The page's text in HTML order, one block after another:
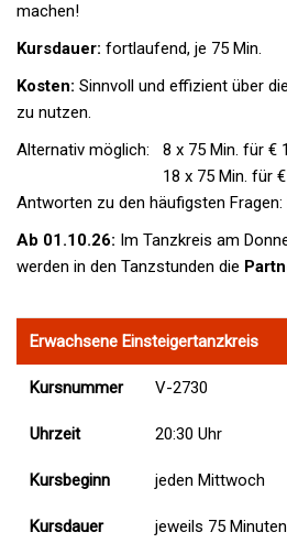
machen!
Kursdauer: fortlaufend, je 75 Min.
Kosten: Sinnvoll und effizient über die
zu nutzen.
Alternativ möglich:
8 x 75 Min. für €
18 x 75 Min. für
Antworten zu den häufigsten Fragen:
Ab 01.10.26: Im Tanzkreis am
werden in den Tanzstunden die